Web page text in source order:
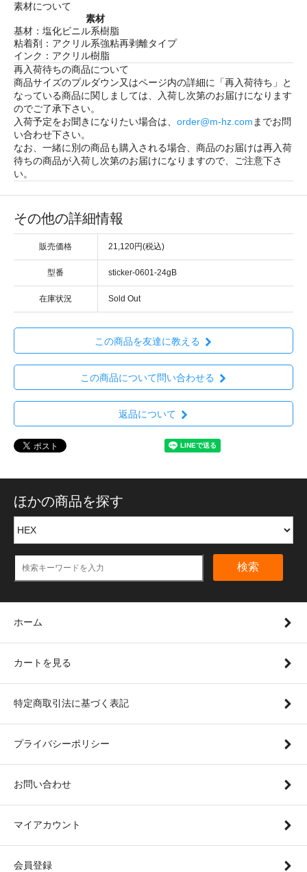
素材について
素材
基材：塩化ビニル系樹脂
粘着剤：アクリル系強粘再剥離タイプ
インク：アクリル樹脂
再入荷待ちの商品について
商品サイズのプルダウン又はページ内の詳細に「再入荷待ち 」と
なっている商品に関しましては、入荷し次第のお届けになります
のでご了承下さい。
入荷予定をお聞きになりたい場合は、 order@m-hz.comまでお問
い合わせ下さい。
なお、一緒に別の商品も購入される場合、商品のお届けは再入荷
待ちの商品が入荷し次第のお届けになりますので、ご注意下さ
い。
その他の詳細情報
販売価格 21,120円(税込)
型番 sticker-0601-24gB
在庫状況 Sold Out
この商品を友達に教える
この商品について問い合わせる
返品について
ほかの商品を探す
検索
ホーム
カートを見る
特定商取引法に基づく表記
プライバシーポリシー
お問い合わせ
マイアカウント
会員登録